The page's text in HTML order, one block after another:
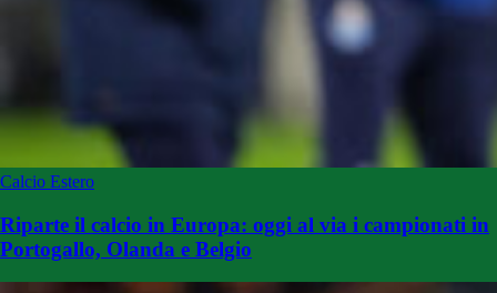
Calcio Estero
Riparte il calcio in Europa: oggi al via i campionati in
Portogallo, Olanda e Belgio